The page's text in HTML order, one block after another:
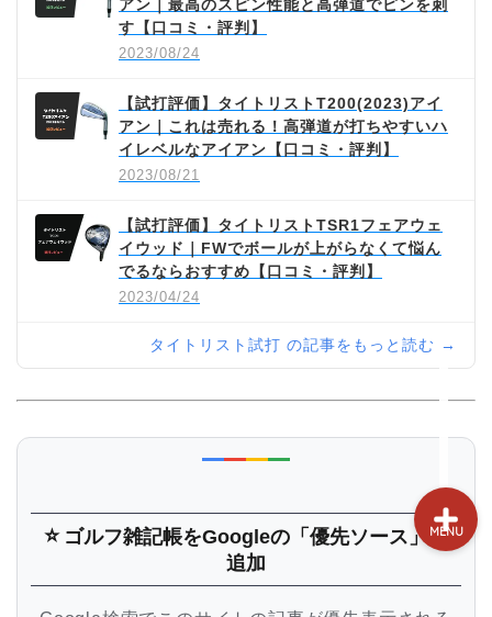
アン｜最高のスピン性能と高弾道でピンを刺
す【口コミ・評判】
2023/08/24
【試打評価】タイトリストT200(2023)アイ
アン｜これは売れる！高弾道が打ちやすいハ
イレベルなアイアン【口コミ・評判】
2023/08/21
【試打評価】タイトリストTSR1フェアウェ
イウッド｜FWでボールが上がらなくて悩ん
でるならおすすめ【口コミ・評判】
2023/04/24
タイトリスト試打 の記事をもっと読む →
⭐ ゴルフ雑記帳をGoogleの「優先ソース」に
追加
MENU
試打&評価
新製品情報